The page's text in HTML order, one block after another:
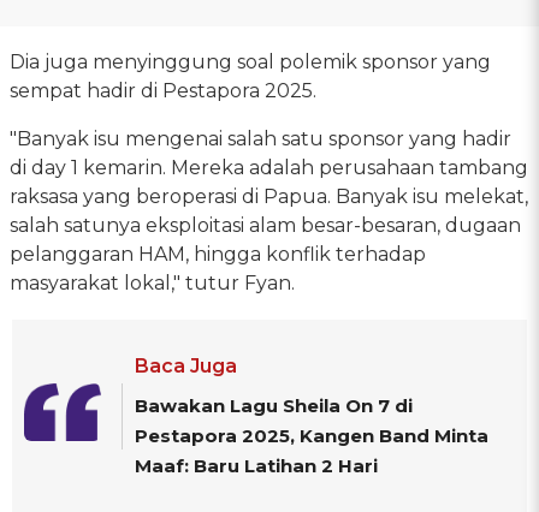
Dia juga menyinggung soal polemik sponsor yang
sempat hadir di Pestapora 2025.
"Banyak isu mengenai salah satu sponsor yang hadir
di day 1 kemarin. Mereka adalah perusahaan tambang
raksasa yang beroperasi di Papua. Banyak isu melekat,
salah satunya eksploitasi alam besar-besaran, dugaan
pelanggaran HAM, hingga konflik terhadap
masyarakat lokal," tutur Fyan.
Baca Juga
Bawakan Lagu Sheila On 7 di
Pestapora 2025, Kangen Band Minta
Maaf: Baru Latihan 2 Hari